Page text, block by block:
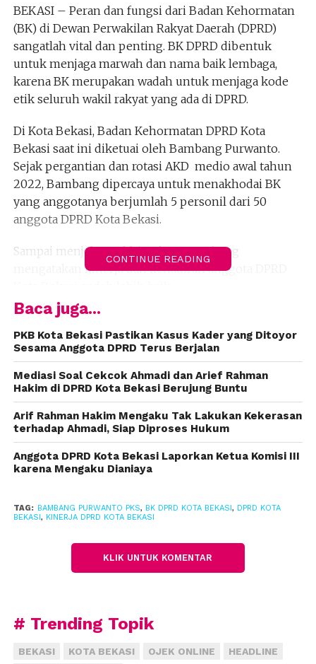
BEKASI – Peran dan fungsi dari Badan Kehormatan
(BK) di Dewan Perwakilan Rakyat Daerah (DPRD)
sangatlah vital dan penting. BK DPRD dibentuk
untuk menjaga marwah dan nama baik lembaga,
karena BK merupakan wadah untuk menjaga kode
etik seluruh wakil rakyat yang ada di DPRD.
Di Kota Bekasi, Badan Kehormatan DPRD Kota
Bekasi saat ini diketuai oleh Bambang Purwanto.
Sejak pergantian dan rotasi AKD medio awal tahun
2022, Bambang dipercaya untuk menakhodai BK
yang anggotanya berjumlah 5 personil dari 50
anggota DPRD Kota Bekasi.
Sampai menjelang akhir tahun, Bambang
mengatakan kinerja dan kehadiran anggota DPRD
“Jadi kami di BK DPRD Kota Bekasi terus melakukan
evaluasi kinerja dan kode etik kawan-kawan di DPRD
Kota Bekasi *melalui monitoring kehadiran rapat-
rapat terutama rapat paripurna dan alat kelengkapat
dewan lainnya*”ujar Bambang.
Dari beberapa kegiatan yang diadakan DPRD seperti
rapat-rapat alat kelengkapan dewan, rapat pansus
bahkan sampai yang sangat penting yaitu rapat
paripurna prosentase kehadiran anggota dewan
“Jadi rapat paripurna yang membutuhkan kehadiran
sepertiga dari seluruh anggota dewan di DPRD Kota
Bekasi itu selalu terpenuhi. Bahkan paripuna untuk
memutuskan sesuatu yang membutuhkan dua
Apabila dalam monitoring kehadiran anggota ada
yang kurang baik, lanjut Bambang maka akan
CONTINUE READING
Baca juga...
PKB Kota Bekasi Pastikan Kasus Kader yang Ditoyor
Sesama Anggota DPRD Terus Berjalan
Mediasi Soal Cekcok Ahmadi dan Arief Rahman
Hakim di DPRD Kota Bekasi Berujung Buntu
Arif Rahman Hakim Mengaku Tak Lakukan Kekerasan
terhadap Ahmadi, Siap Diproses Hukum
Anggota DPRD Kota Bekasi Laporkan Ketua Komisi III
karena Mengaku Dianiaya
TAG: BAMBANG PURWANTO PKS, BK DPRD KOTA BEKASI, DPRD KOTA
BEKASI, KINERJA DPRD KOTA BEKASI
KLIK UNTUK KOMENTAR
# Trending Topik
BEKASI KOTA BEKASI OJEK ONLINE
HEADLINE